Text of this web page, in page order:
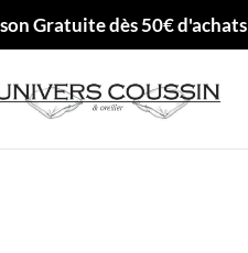
Gratuite dès 50€ d'achats